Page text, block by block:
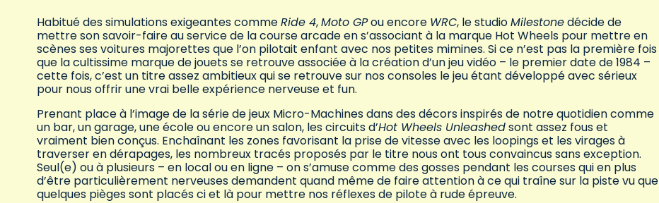
Habitué des simulations exigeantes commeRide 4,Moto GPou encore WRC, le studioMilestonedécide de
mettre son savoir-faire au service de la course arcade en s’associant à la marque Hot Wheels pour mettre en
scènes ses voitures majorettes que l’on pilotait enfant avec nos petites mimines. Si ce n’est pas la première fois
que la cultissime marque de jouets se retrouve associée à la création d’un jeu vidéo – le premier date de 1984 –
cette fois, c’est un titre assez ambitieux qui se retrouve sur nos consoles le jeu étant développé avec sérieux
pour nous offrir une vrai belle expérience nerveuse et fun.
Prenant place à l’image de la série de jeux Micro-Machines dans des décors inspirés de notre quotidien comme
un bar, un garage, une école ou encore un salon, les circuits d’Hot Wheels Unleashedsont assez fous et
vraiment bien conçus. Enchaînant les zones favorisant la prise de vitesse avec les loopings et les virages à
traverser en dérapages, les nombreux tracés proposés par le titre nous ont tous convaincus sans exception.
Seul(e) ou à plusieurs – en local ou en ligne – on s’amuse comme des gosses pendant les courses qui en plus
d’être particulièrement nerveuses demandent quand même de faire attention à ce qui traîne sur la piste vu que
quelques pièges sont placés ci et là pour mettre nos réflexes de pilote à rude épreuve.